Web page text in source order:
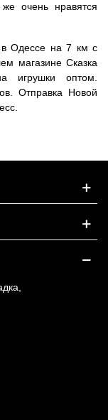
очень нравятся
в Одессе на 7 км с
магазине Сказка
игрушки оптом.
Отправка Новой